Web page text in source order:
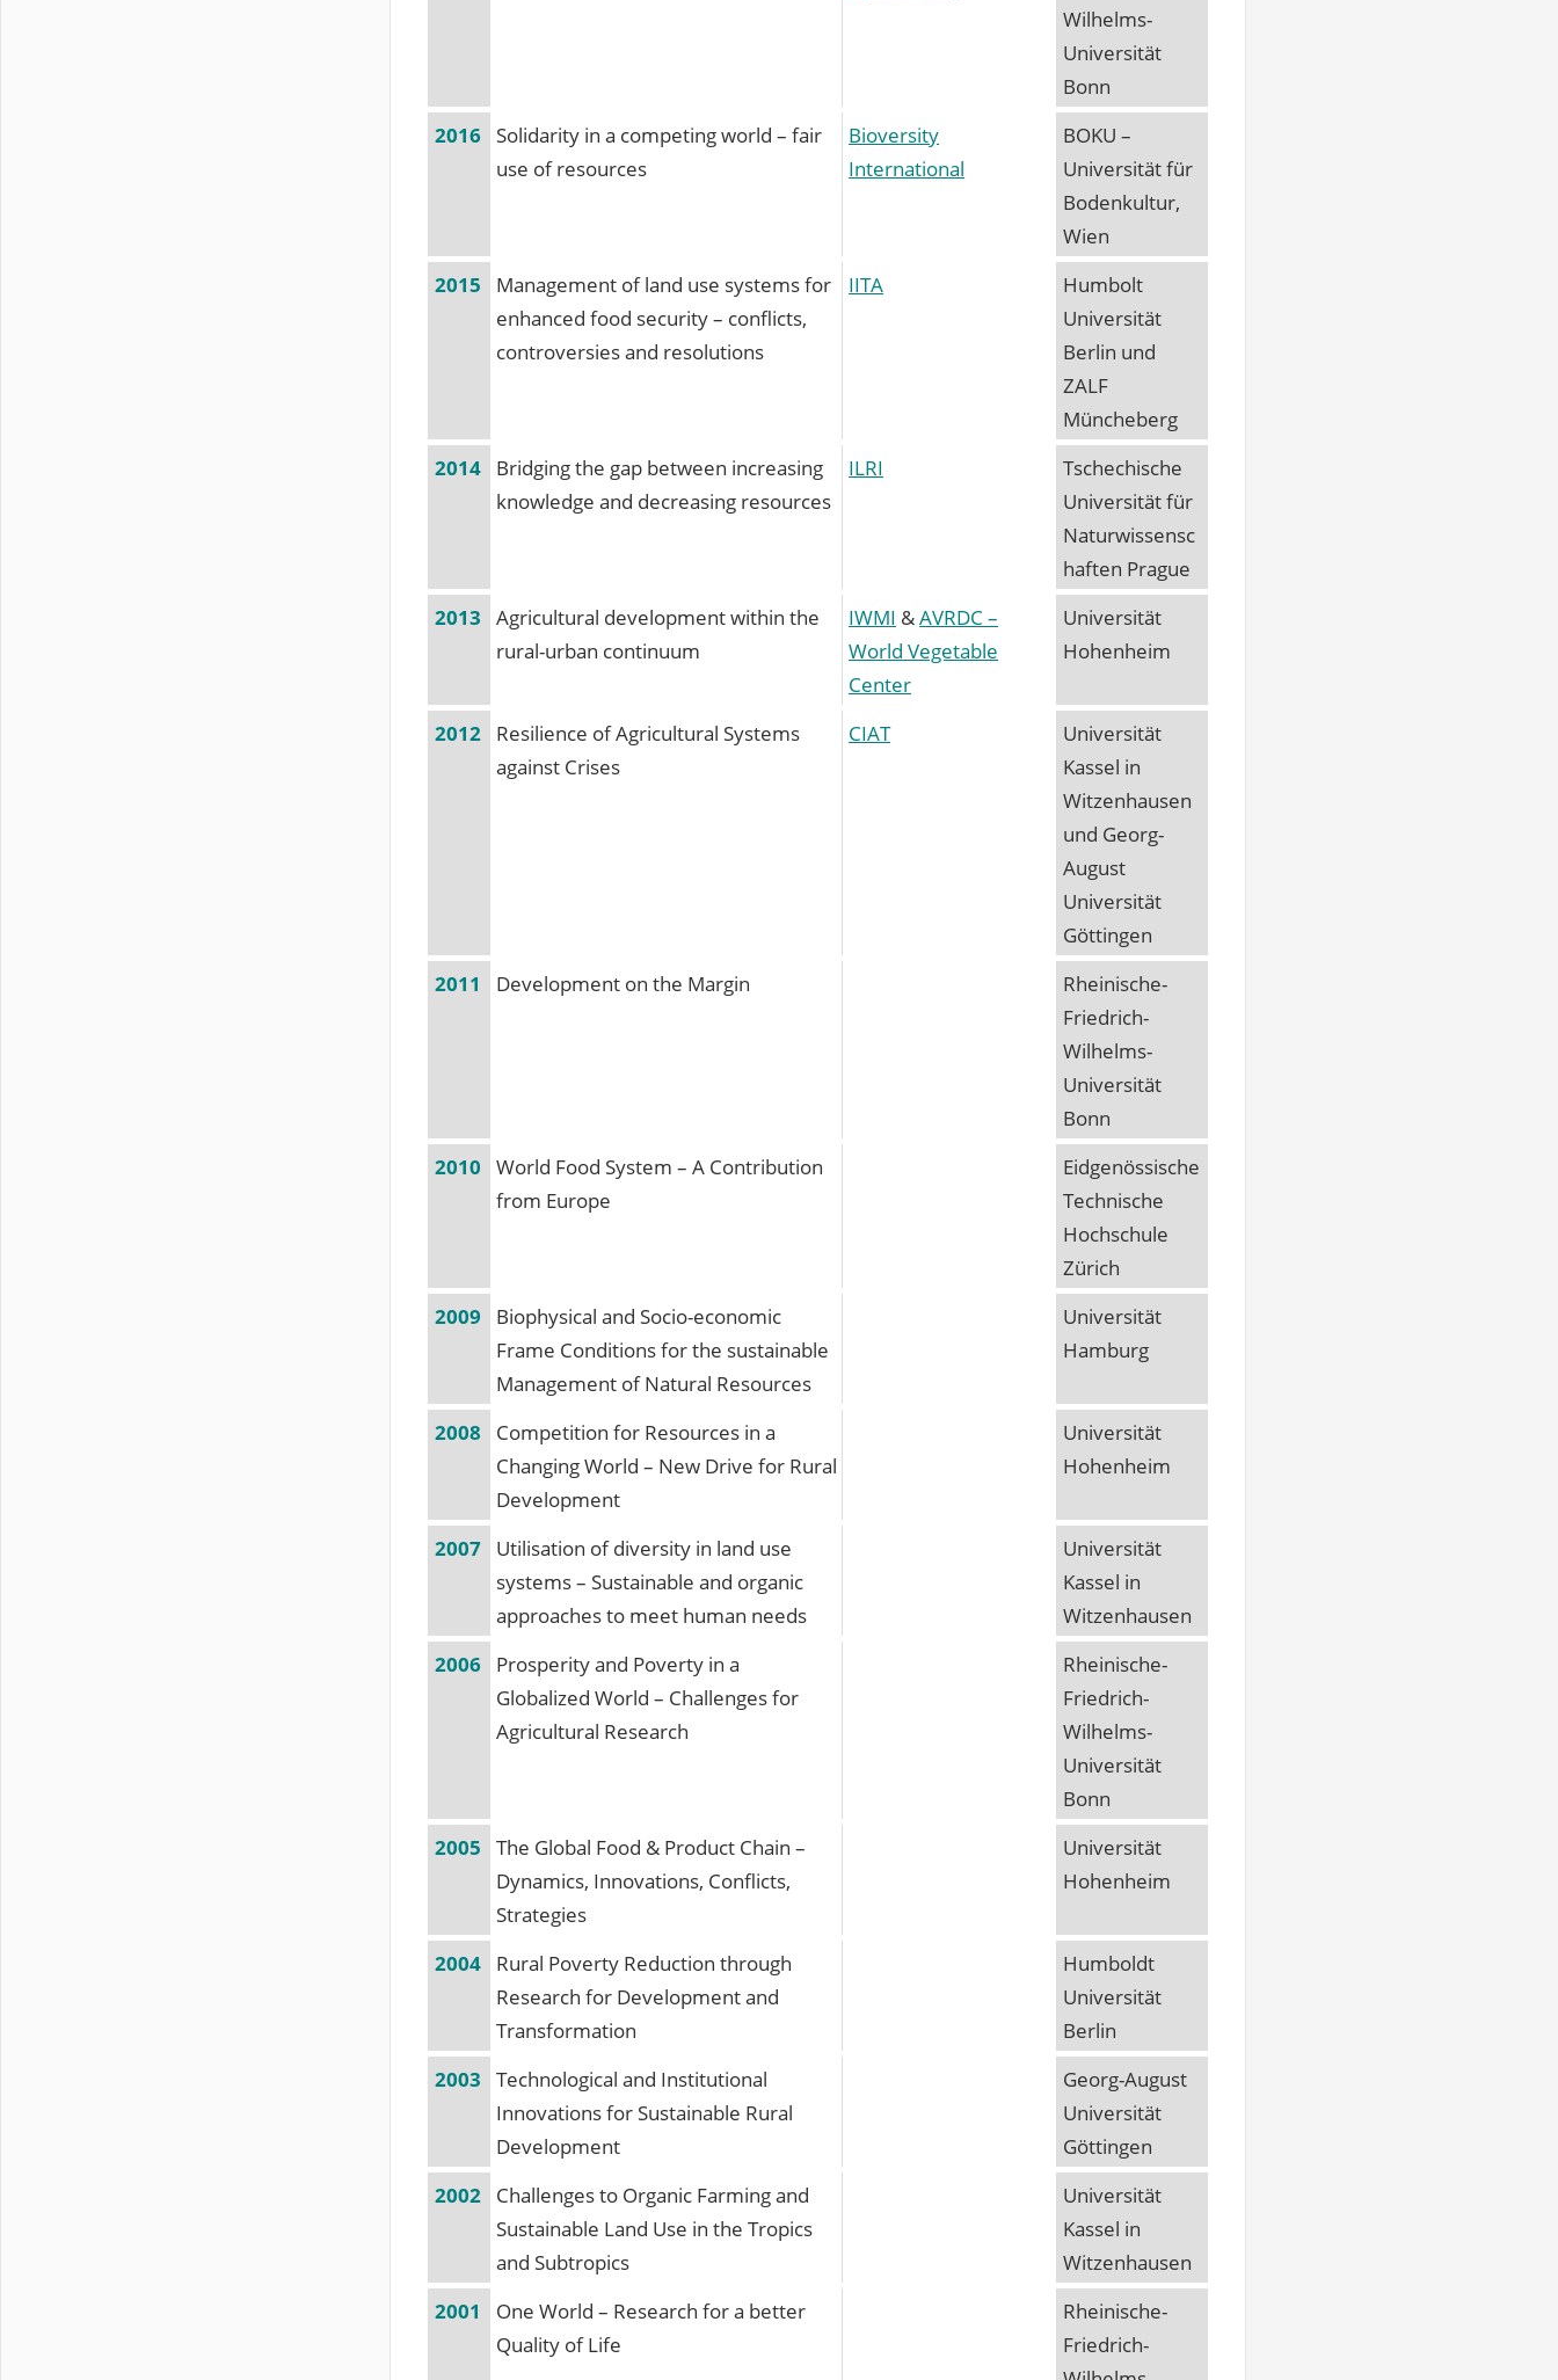
Wilhelms-
Universität
Bonn
2016
Solidarity in a competing world – fair
use of resources
Bioversity
International
BOKU –
Universität für
Bodenkultur,
Wien
2015
Management of land use systems for
enhanced food security – conflicts,
controversies and resolutions
IITA
Humbolt
Universität
Berlin und
ZALF
Müncheberg
2014
Bridging the gap between increasing
knowledge and decreasing resources
ILRI
Tschechische
Universität für
Naturwissensc
haften Prague
2013
Agricultural development within the
rural-urban continuum
IWMI &AVRDC –
World Vegetable
Center
Universität
Hohenheim
2012
Resilience of Agricultural Systems
against Crises
CIAT
Universität
Kassel in
Witzenhausen
und Georg-
August
Universität
Göttingen
2011
Development on the Margin
Rheinische-
Friedrich-
Wilhelms-
Universität
Bonn
2010
World Food System – A Contribution
from Europe
Eidgenössische
Technische
Hochschule
Zürich
2009
Biophysical and Socio-economic
Frame Conditions for the sustainable
Management of Natural Resources
Universität
Hamburg
2008
Competition for Resources in a
Changing World – New Drive for Rural
Development
Universität
Hohenheim
2007
Utilisation of diversity in land use
systems – Sustainable and organic
approaches to meet human needs
Universität
Kassel in
Witzenhausen
2006
Prosperity and Poverty in a
Globalized World – Challenges for
Agricultural Research
Rheinische-
Friedrich-
Wilhelms-
Universität
Bonn
2005
The Global Food & Product Chain –
Dynamics, Innovations, Conflicts,
Strategies
Universität
Hohenheim
2004
Rural Poverty Reduction through
Research for Development and
Transformation
Humboldt
Universität
Berlin
2003
Technological and Institutional
Innovations for Sustainable Rural
Development
Georg-August
Universität
Göttingen
2002
Challenges to Organic Farming and
Sustainable Land Use in the Tropics
and Subtropics
Universität
Kassel in
Witzenhausen
2001
One World – Research for a better
Quality of Life
Rheinische-
Friedrich-